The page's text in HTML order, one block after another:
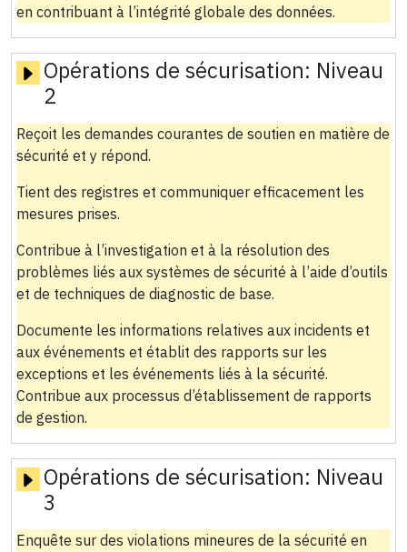
en contribuant à l’intégrité globale des données.
Opérations de sécurisation: Niveau
2
Reçoit les demandes courantes de soutien en matière de
sécurité et y répond.
Tient des registres et communiquer efficacement les
mesures prises.
Contribue à l’investigation et à la résolution des
problèmes liés aux systèmes de sécurité à l’aide d’outils
et de techniques de diagnostic de base.
Documente les informations relatives aux incidents et
aux événements et établit des rapports sur les
exceptions et les événements liés à la sécurité.
Contribue aux processus d’établissement de rapports
de gestion.
Opérations de sécurisation: Niveau
3
Enquête sur des violations mineures de la sécurité en